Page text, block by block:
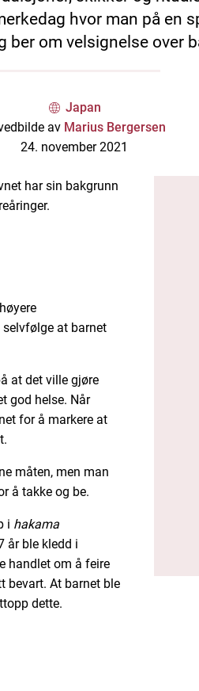
hvor man på en
ber om velsignelse over
Japan
av Marius Bergersen
24. november 2021
har sin bakgrunn
at barnet
at det ville gjøre
god helse. Når
for å markere at
måten, men man
å takke og be.
i hakama
år ble kledd i
handlet om å feire
bevart. At barnet ble
dette.